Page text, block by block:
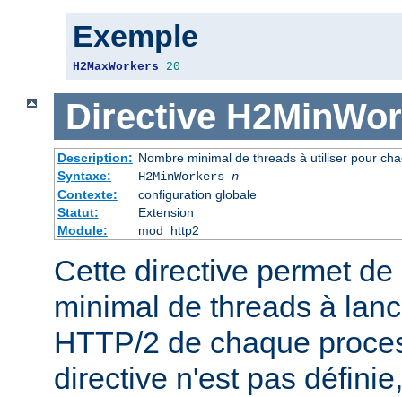
Exemple
H2MaxWorkers 20
Directive
Description: Nombre minimal de threads à utiliser pour
Syntaxe:
H2MinWorkers n
Contexte:
configuration globale
Statut:
Extension
Module:
mod_http2
Cette directive permet
minimal de threads à
HTTP/2 de chaque
directive n'est pas